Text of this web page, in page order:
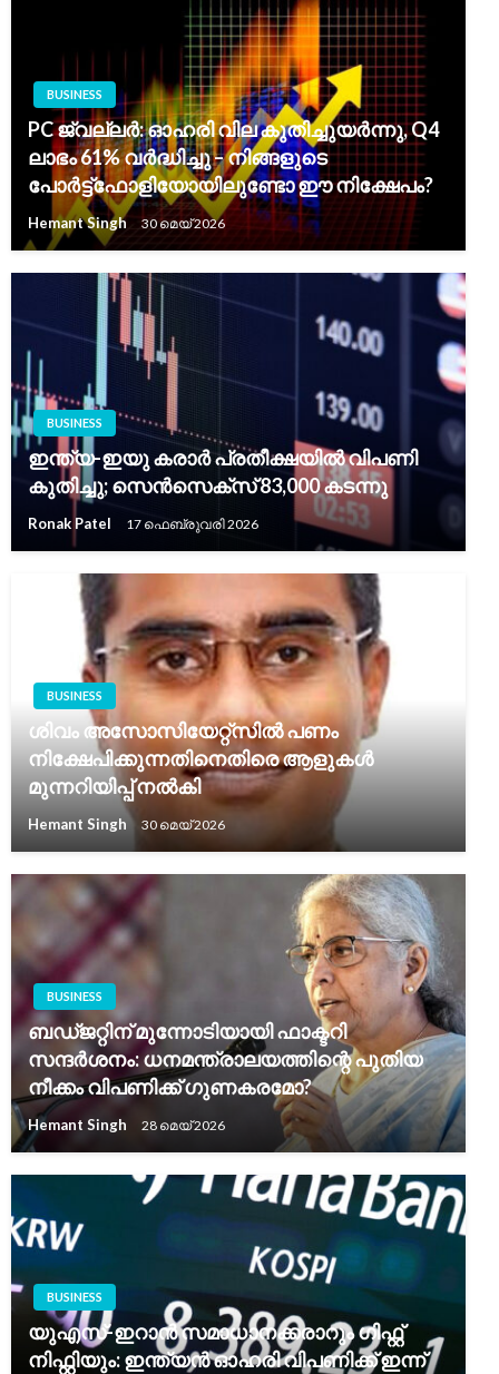
BUSINESS
PC ജ്വല്ലർ: ഓഹരി വില കുതിച്ചുയർന്നു, Q4
ലാഭം 61% വർദ്ധിച്ചു – നിങ്ങളുടെ
പോർട്ട്‌ഫോളിയോയിലുണ്ടോ ഈ നിക്ഷേപം?
Hemant Singh 30 മെയ്‌ 2026
BUSINESS
ഇന്ത്യ-ഇയു കരാർ പ്രതീക്ഷയിൽ വിപണി
കുതിച്ചു; സെൻസെക്‌സ് 83,000 കടന്നു
Ronak Patel 17 ഫെബ്രുവരി 2026
BUSINESS
ശിവം അസോസിയേറ്റ്സിൽ പണം
നിക്ഷേപിക്കുന്നതിനെതിരെ ആളുകൾ
മുന്നറിയിപ്പ് നൽകി
Hemant Singh 30 മെയ്‌ 2026
BUSINESS
ബഡ്ജറ്റിന് മുന്നോടിയായി ഫാക്ടറി
സന്ദർശനം: ധനമന്ത്രാലയത്തിന്റെ പുതിയ
നീക്കം വിപണിക്ക് ഗുണകരമോ?
Hemant Singh 28 മെയ്‌ 2026
BUSINESS
യുഎസ്-ഇറാൻ സമാധാനക്കരാറും ഗിഫ്റ്റ്
നിഫ്റ്റിയും: ഇന്ത്യൻ ഓഹരി വിപണിക്ക് ഇന്ന്